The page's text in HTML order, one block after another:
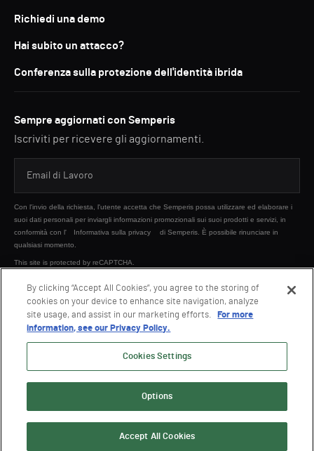
Richiedi una demo
Hai subito un attacco?
Conferenza sulla protezione dell'identità ibrida
Sempre aggiornati con Semperis
Iscriviti per ricevere gli aggiornamenti.
Con l'invio della richiesta, l'utente accetta che Semperis possa utilizzare ed elaborare i
suoi dati personali per inviargli informazioni promozionali sui suoi prodotti e servizi, in
conformità con l'
Informativa sulla privacy
di Semperis. È possibile rinunciare in
qualsiasi momento.
This site is protected by reCAPTCHA.
INVIA
© 2026 Semperis. Tutti i diritti riservati.
Informativa sulla privacy
Condizioni di utilizzo
By clicking “Accept All Cookies”, you agree to the storing of
cookies on your device to enhance site navigation, analyze
site usage, and assist in our marketing efforts.
For more
information, see our Privacy Policy.
Cookies Settings
Options
Accept All Cookies